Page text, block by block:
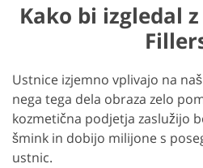
Kako bi izgledal
Ustnice izjemno vplivajo na
nega tega dela obraza zelo
kozmetična podjetja zaslužijo
šmink in dobijo milijone s
ustnic.